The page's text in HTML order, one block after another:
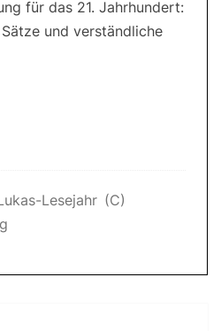
für das 21. Jahrhundert:
und verständliche
Lesejahr (C)